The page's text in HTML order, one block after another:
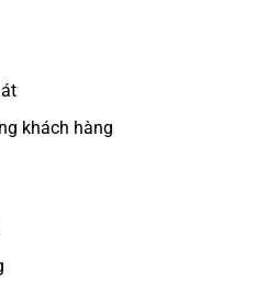
khách hàng